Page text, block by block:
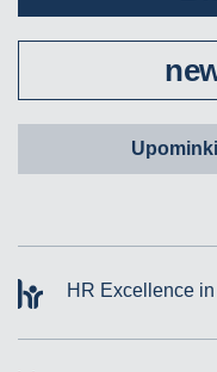
HR Excellence